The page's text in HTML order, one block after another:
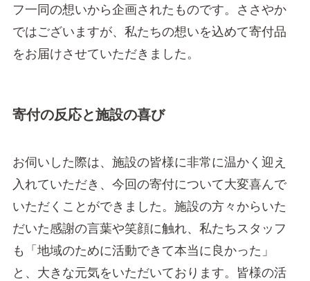
フ一同の想いから企画されたものです。ささやか
ではございますが、私たちの想いを込めて寄付品
をお届けさせていただきました。
寄付の反応と施設の喜び
お伺いした際は、施設の皆様に非常に温かく迎え
入れていただき、今回の寄付について大変喜んで
いただくことができました。施設の方々からいた
だいた感謝の言葉や笑顔に触れ、私たちスタッフ
も「地域のために活動できて本当に良かった」
と、大きな元気をいただいております。皆様の活